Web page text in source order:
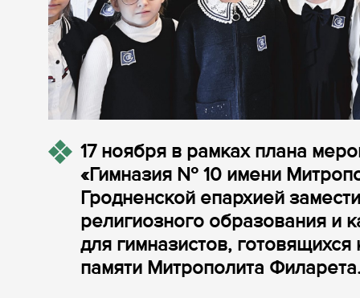
17 ноября в рамках плана
«Гимназия № 10 имени
Гродненской епархией
религиозного образования и
для гимназистов,
памяти Митрополита